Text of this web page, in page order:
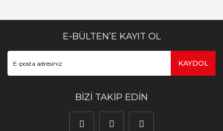
E-BÜLTEN’E KAYIT OL
KAYDOL
BİZİ TAKİP EDİN